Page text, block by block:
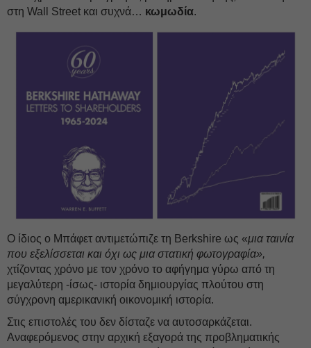
στη Wall Street και συχνά… κωμωδία.
Ο ίδιος ο Μπάφετ αντιμετώπιζε τη Berkshire ως «μια ταινία
που εξελίσσεται και όχι ως μια στατική φωτογραφία»,
χτίζοντας χρόνο με τον χρόνο το αφήγημα γύρω από τη
μεγαλύτερη -ίσως- ιστορία δημιουργίας πλούτου στη
σύγχρονη αμερικανική οικονομική ιστορία.
Στις επιστολές του δεν δίσταζε να αυτοσαρκάζεται.
Αναφερόμενος στην αρχική εξαγορά της προβληματικής